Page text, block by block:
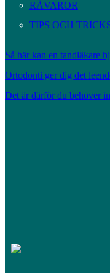
RÅVAROR
TIPS OCH
Så här kan en tandläkare
Ortodonti ger dig det
Det är därför du behöver